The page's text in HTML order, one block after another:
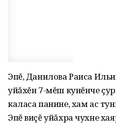
Эпĕ, Данилова Раиса
уйăхĕн 7-мĕш кунĕнче
каласа панине, хам ас
Эпĕ виçĕ уйăхра чухне